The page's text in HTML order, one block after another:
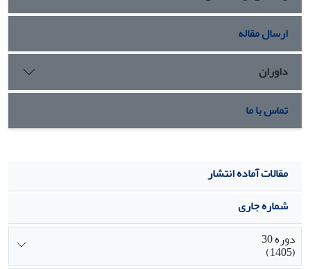
ارسال مقاله
داوران
تماس با ما
مقالات آماده انتشار
شماره جاری
دوره 30
(1405)